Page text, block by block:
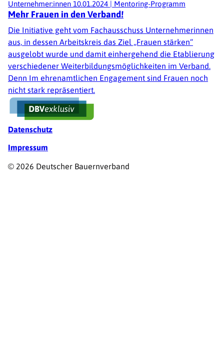
Unternehmer:innen 10.01.2024 | Mentoring-Programm
Mehr Frauen in den Verband!
Die Initiative geht vom Fachausschuss Unternehmerinnen
aus, in dessen Arbeitskreis das Ziel „Frauen stärken“
ausgelobt wurde und damit einhergehend die Etablierung
verschiedener Weiterbildungsmöglichkeiten im Verband.
Denn Im ehrenamtlichen Engagement sind Frauen noch
nicht stark repräsentiert.
Fußzeile
Datenschutz
Impressum
© 2026 Deutscher Bauernverband